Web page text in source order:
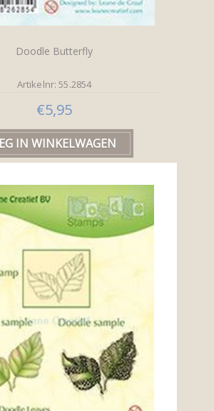
Doodle Butterfly
Artikelnr: 55.2854
€5,95